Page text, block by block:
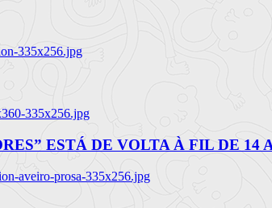
335x256.jpg
335x256.jpg
ESTÁ DE VOLTA À FIL DE 14
aveiro-prosa-335x256.jpg